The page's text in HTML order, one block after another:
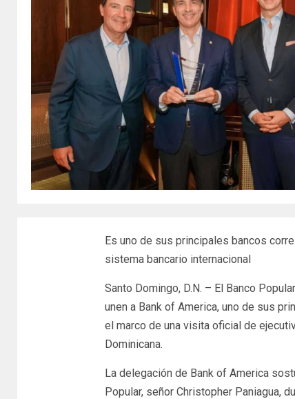
Es uno de sus principales bancos
sistema bancario internacional
Santo Domingo, D.N. – El Banco
unen a Bank of America, uno de sus
el marco de una visita oficial de
Dominicana.
La delegación de Bank of America
Popular, señor Christopher Paniagua,